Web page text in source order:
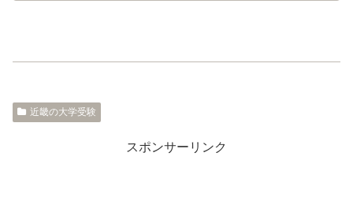
近畿の大学受験
スポンサーリンク